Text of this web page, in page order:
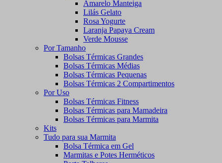
Amarelo Manteiga
Lilás Gelato
Rosa Yogurte
Laranja Papaya Cream
Verde Mousse
Por Tamanho
Bolsas Térmicas Grandes
Bolsas Térmicas Médias
Bolsas Térmicas Pequenas
Bolsas Térmicas 2 Compartimentos
Por Uso
Bolsas Térmicas Fitness
Bolsas Térmicas para Mamadeira
Bolsas Térmicas para Marmita
Kits
Tudo para sua Marmita
Bolsa Térmica em Gel
Marmitas e Potes Herméticos